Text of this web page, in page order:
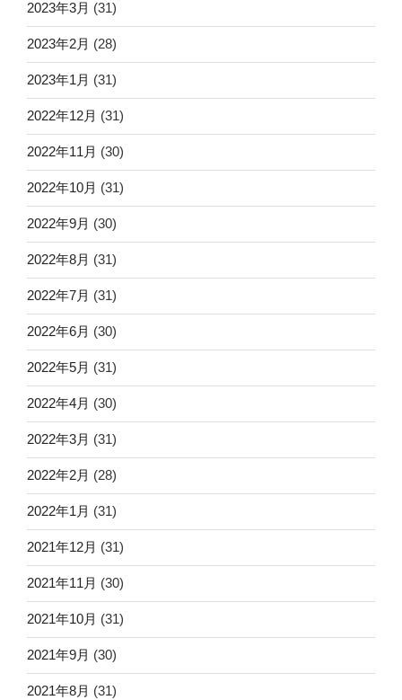
2023年3月 (31)
2023年2月 (28)
2023年1月 (31)
2022年12月 (31)
2022年11月 (30)
2022年10月 (31)
2022年9月 (30)
2022年8月 (31)
2022年7月 (31)
2022年6月 (30)
2022年5月 (31)
2022年4月 (30)
2022年3月 (31)
2022年2月 (28)
2022年1月 (31)
2021年12月 (31)
2021年11月 (30)
2021年10月 (31)
2021年9月 (30)
2021年8月 (31)